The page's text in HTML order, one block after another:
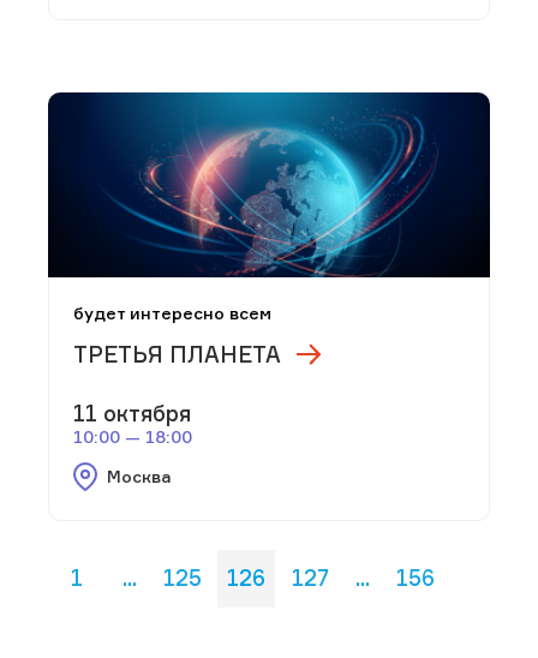
будет интересно всем
ТРЕТЬЯ ПЛАНЕТА
11 октября
10:00 — 18:00
Москва
1 ... 125 126 127 ... 156